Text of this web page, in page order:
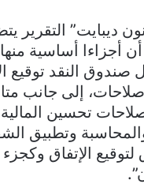
ديبايت”
أجزاءا أساسية
صندوق النقد توقيع
إلى جانب
تحسين
وتطبيق
الإتفاق وكجزء